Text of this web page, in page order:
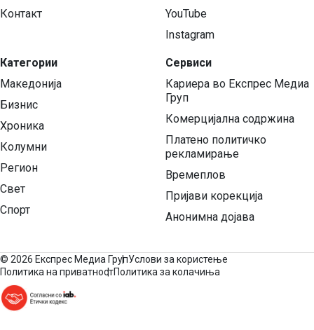
Контакт
Категории
Македонија
Бизнис
Хроника
Колумни
Регион
Свет
Спорт
YouTube
Instagram
Сервиси
Кариера во Експрес Медиа
Груп
Комерцијална содржина
Платено политичко
рекламирање
Времеплов
Пријави корекција
Анонимна дојава
© 2026 Експрес Медиа ГрупУслови за користење
Политика на приватностПолитика за колачиња